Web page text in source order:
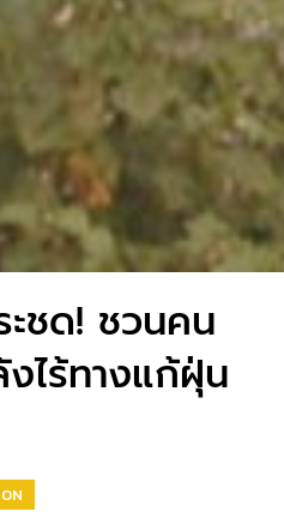
ะชด! ชวนคน
ไร้ทางแก้ฝุ่น